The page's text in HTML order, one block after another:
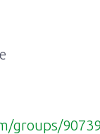
groups/